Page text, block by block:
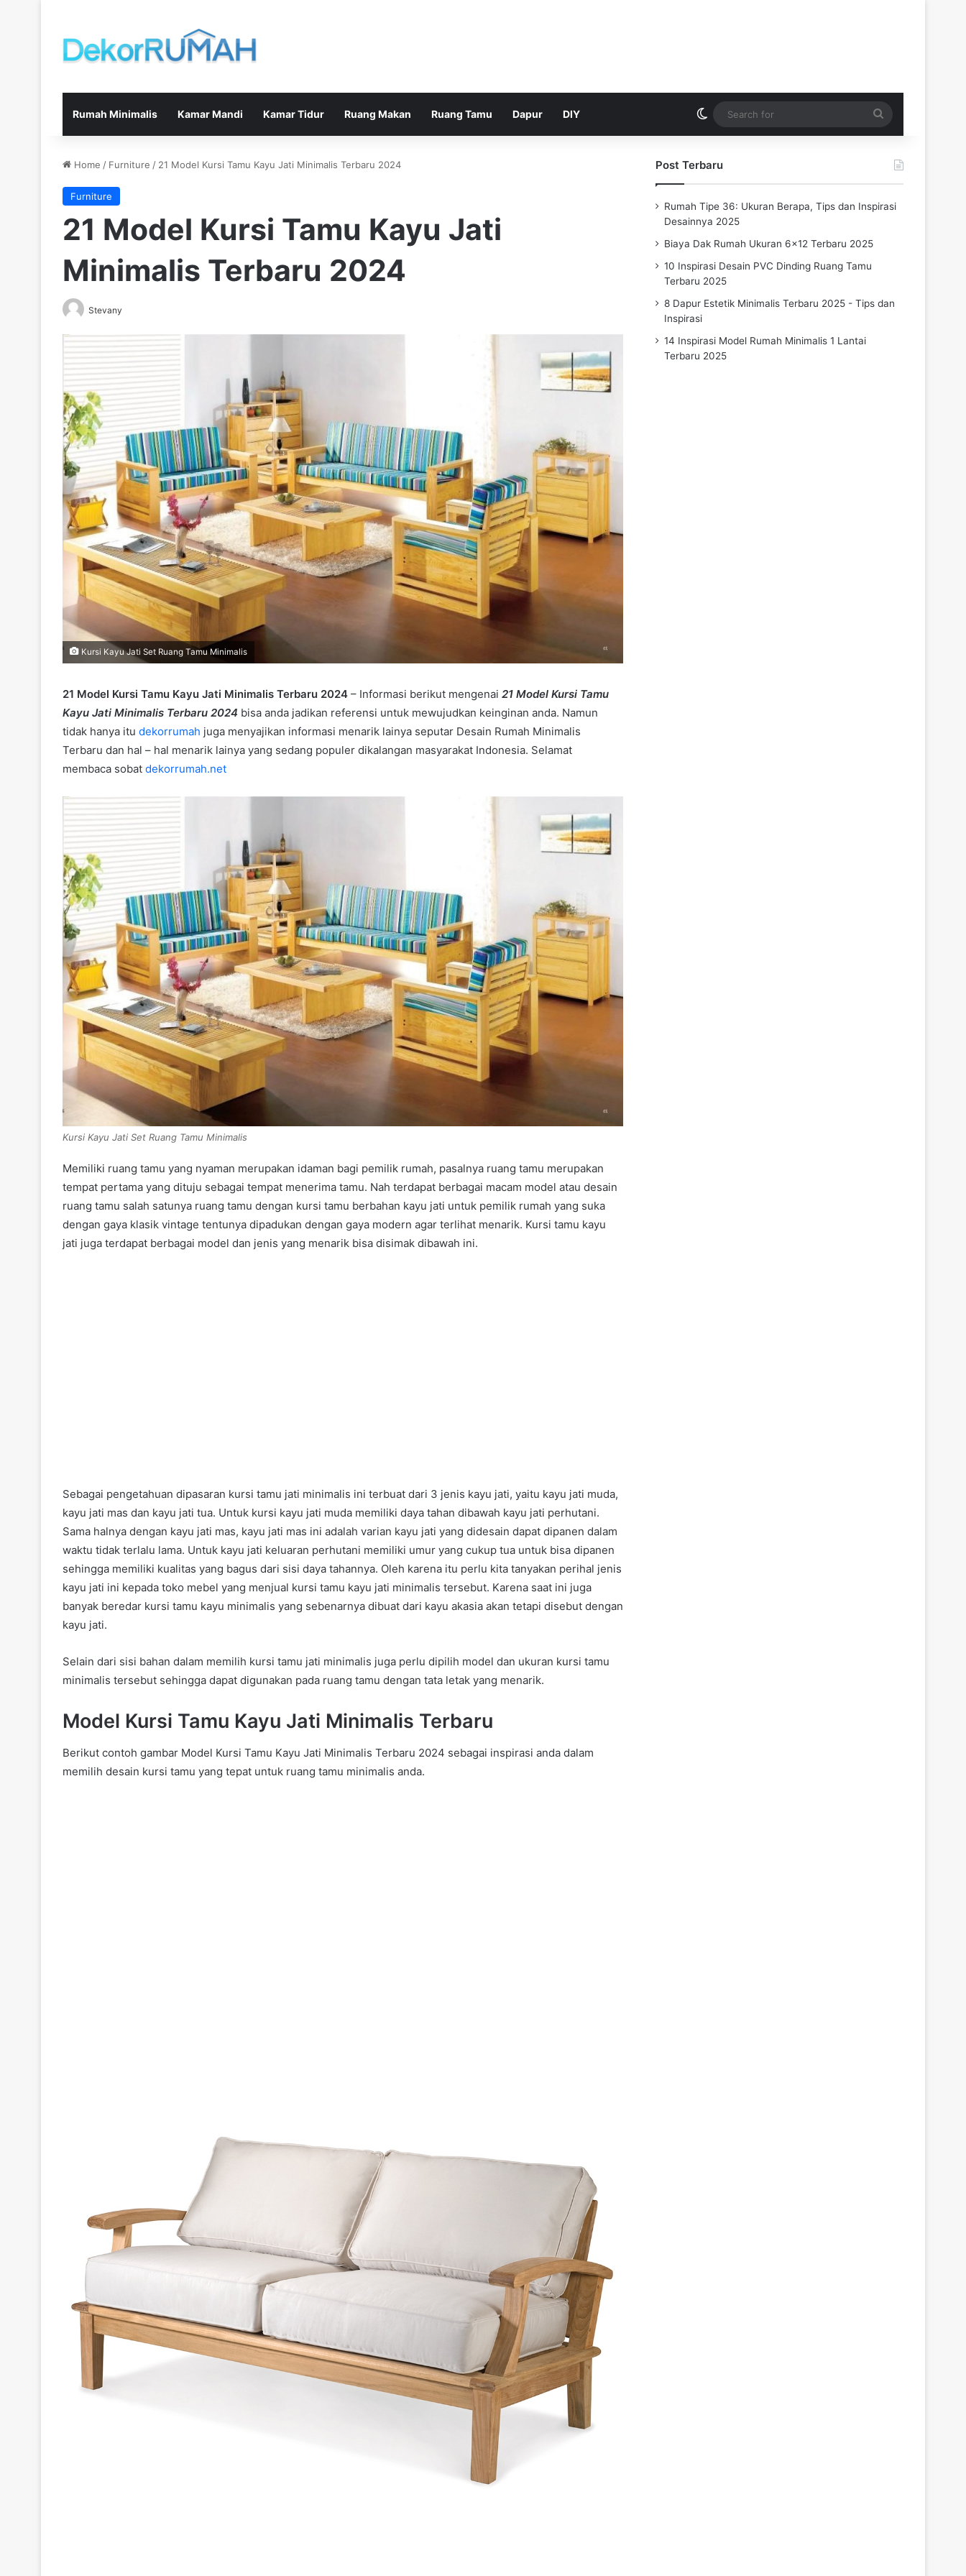
Rumah Minimalis Kamar Mandi Kamar Tidur Ruang Makan Ruang Tamu Dapur DIY Switch skin
for
Home / Furniture / 21 Model Kursi Tamu Kayu Jati Minimalis Terbaru 2024
Furniture
21 Model Kursi Tamu Kayu Jati
Minimalis Terbaru 2024
Stevany
Kursi Kayu Jati Set Ruang Tamu Minimalis
21 Model Kursi Tamu Kayu Jati Minimalis Terbaru 2024 – Informasi berikut mengenai 21 Model Kursi Tamu
Kayu Jati Minimalis Terbaru 2024 bisa anda jadikan referensi untuk mewujudkan keinginan anda. Namun
tidak hanya itu dekorrumah juga menyajikan informasi menarik lainya seputar Desain Rumah Minimalis
Terbaru dan hal – hal menarik lainya yang sedang populer dikalangan masyarakat Indonesia. Selamat
membaca sobat dekorrumah.net
Kursi Kayu Jati Set Ruang Tamu Minimalis
Memiliki ruang tamu yang nyaman merupakan idaman bagi pemilik rumah, pasalnya ruang tamu merupakan
tempat pertama yang dituju sebagai tempat menerima tamu. Nah terdapat berbagai macam model atau desain
ruang tamu salah satunya ruang tamu dengan kursi tamu berbahan kayu jati untuk pemilik rumah yang suka
dengan gaya klasik vintage tentunya dipadukan dengan gaya modern agar terlihat menarik. Kursi tamu kayu
jati juga terdapat berbagai model dan jenis yang menarik bisa disimak dibawah ini.
Sebagai pengetahuan dipasaran kursi tamu jati minimalis ini terbuat dari 3 jenis kayu jati, yaitu kayu jati muda,
kayu jati mas dan kayu jati tua. Untuk kursi kayu jati muda memiliki daya tahan dibawah kayu jati perhutani.
Sama halnya dengan kayu jati mas, kayu jati mas ini adalah varian kayu jati yang didesain dapat dipanen dalam
waktu tidak terlalu lama. Untuk kayu jati keluaran perhutani memiliki umur yang cukup tua untuk bisa dipanen
sehingga memiliki kualitas yang bagus dari sisi daya tahannya. Oleh karena itu perlu kita tanyakan perihal jenis
kayu jati ini kepada toko mebel yang menjual kursi tamu kayu jati minimalis tersebut. Karena saat ini juga
banyak beredar kursi tamu kayu minimalis yang sebenarnya dibuat dari kayu akasia akan tetapi disebut dengan
kayu jati.
Selain dari sisi bahan dalam memilih kursi tamu jati minimalis juga perlu dipilih model dan ukuran kursi tamu
minimalis tersebut sehingga dapat digunakan pada ruang tamu dengan tata letak yang menarik.
Model Kursi Tamu Kayu Jati Minimalis Terbaru
Berikut contoh gambar Model Kursi Tamu Kayu Jati Minimalis Terbaru 2024 sebagai inspirasi anda dalam
memilih desain kursi tamu yang tepat untuk ruang tamu minimalis anda.
Post Terbaru
Rumah Tipe 36: Ukuran Berapa, Tips dan Inspirasi
Desainnya 2025
Biaya Dak Rumah Ukuran 6×12 Terbaru 2025
10 Inspirasi Desain PVC Dinding Ruang Tamu
Terbaru 2025
8 Dapur Estetik Minimalis Terbaru 2025 - Tips dan
Inspirasi
14 Inspirasi Model Rumah Minimalis 1 Lantai
Terbaru 2025